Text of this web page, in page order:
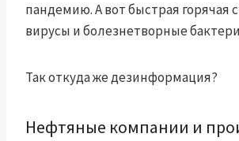
пандемию. А вот быстрая горячая
вирусы и болезнетворные
Так откуда же дезинформация?
Нефтяные компании и